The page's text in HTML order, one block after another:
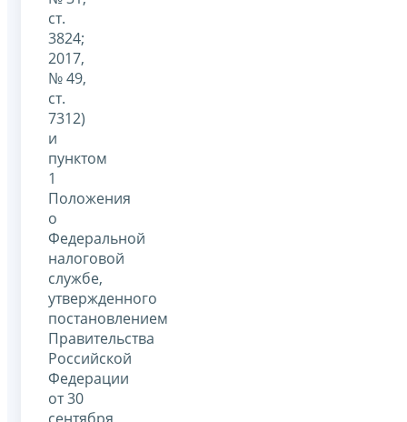
ст.
3824;
2017,
№ 49,
ст.
7312)
и
пунктом
1
Положения
о
Федеральной
налоговой
службе,
утвержденного
постановлением
Правительства
Российской
Федерации
от 30
сентября